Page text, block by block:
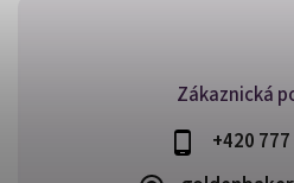
Zákaznická
+420